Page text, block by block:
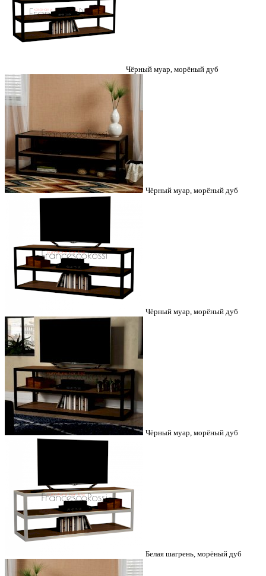
Чёрный муар, морёный дуб
Чёрный муар, морёный дуб
Чёрный муар, морёный дуб
Чёрный муар, морёный дуб
Белая шагрень, морёный дуб